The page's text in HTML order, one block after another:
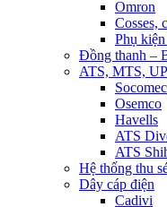
Omron
Cosses,
Phụ
Đồng thanh –
ATS, MTS,
Socomec
Osemco
Havells
ATS
ATS
Hệ thống thu
Dây cáp điện
Cadivi